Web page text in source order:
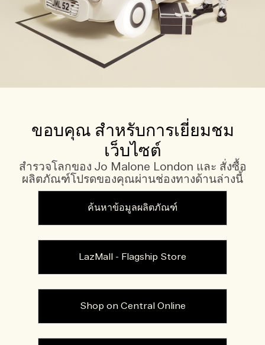
ขอบคุณ สำหรับการเยี่ยมชม
เว็บไซต์
สำรวจโลกของ Jo Malone London และ สั่งซื้อ
ผลิตภัณฑ์โปรดของคุณผ่านช่องทางด้านล่างนี้
ค้นหาข้อมูลผลิตภัณฑ์
LazMall - Flagship Store
Shop on Central Online